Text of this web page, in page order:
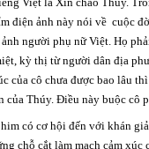
điện ảnh này nói về cuộc
người phụ nữ Việt. Họ
kỳ thị từ người dân địa
của cô chưa được bao lâu
của Thúy. Điều này buộc
có cơ hội đến với khán
chỗ cắt làm mạch cảm